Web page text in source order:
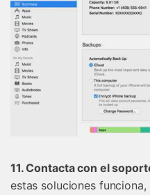
11. Contacta con el
estas soluciones